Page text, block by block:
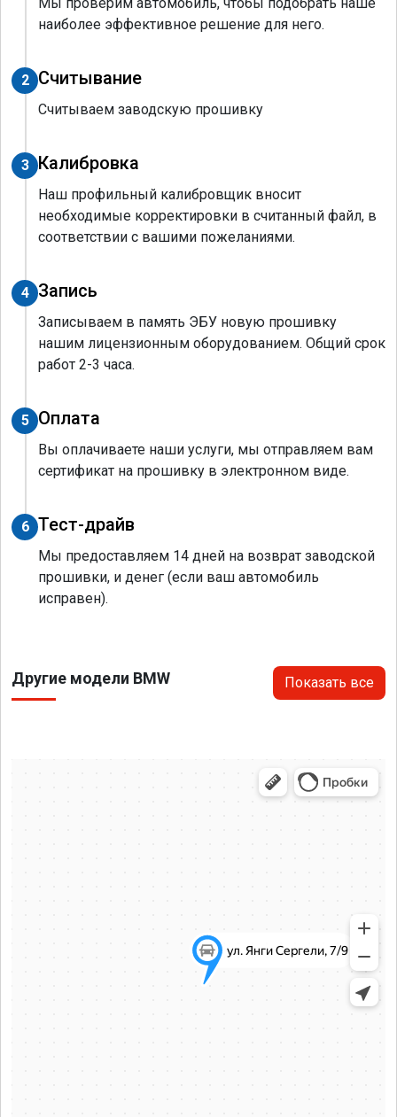
наиболее эффективное решение для него.
2 Считывание
Считываем заводскую прошивку
3 Калибровка
Наш профильный калибровщик вносит
необходимые корректировки в считанный файл, в
соответствии с вашими пожеланиями.
4 Запись
Записываем в память ЭБУ новую прошивку
нашим лицензионным оборудованием. Общий срок
работ 2-3 часа.
5 Оплата
Вы оплачиваете наши услуги, мы отправляем вам
сертификат на прошивку в электронном виде.
6 Тест-драйв
Мы предоставляем 14 дней на возврат заводской
прошивки, и денег (если ваш автомобиль
исправен).
Другие модели BMW Показать все